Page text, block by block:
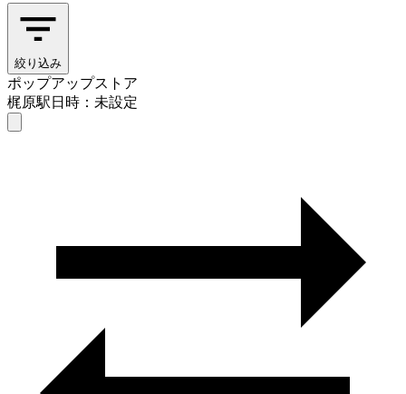
絞り込み
ポップアップストア
梶原駅日時：未設定